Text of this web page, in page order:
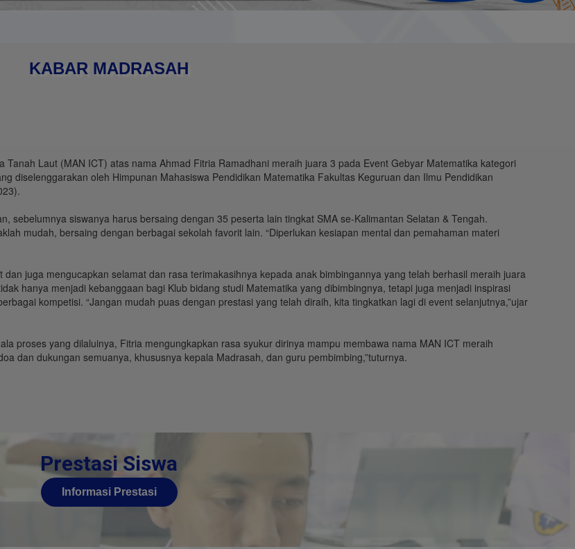
KABAR MADRASAH
Laut (MAN ICT) atas nama Ahmad Fitria Ramadhani meraih juara 3 pada Event Gebyar Matematika kategori
diselenggarakan oleh Himpunan Mahasiswa Pendidikan Matematika Fakultas Keguruan dan Ilmu Pendidikan
sebelumnya siswanya harus bersaing dengan 35 peserta lain tingkat SMA se-Kalimantan Selatan & Tengah.
mudah, bersaing dengan berbagai sekolah favorit lain. “Diperlukan kesiapan mental dan pemahaman materi
juga mengucapkan selamat dan rasa terimakasihnya kepada anak bimbingannya yang telah berhasil meraih juara
hanya menjadi kebanggaan bagi Klub bidang studi Matematika yang dibimbingnya, tetapi juga menjadi inspirasi
kompetisi. “Jangan mudah puas dengan prestasi yang telah diraih, kita tingkatkan lagi di event selanjutnya,”ujar
proses yang dilaluinya, Fitria mengungkapkan rasa syukur dirinya mampu membawa nama MAN ICT meraih
dan dukungan semuanya, khususnya kepala Madrasah, dan guru pembimbing,”tuturnya.
Prestasi Siswa
Informasi Prestasi